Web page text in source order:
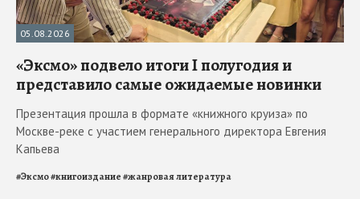
05.08.2026
«Эксмо» подвело итоги I полугодия и
представило самые ожидаемые новинки
Презентация прошла в формате «книжного круиза» по
Москве-реке с участием генерального директора Евгения
Капьева
#Эксмо#книгоиздание#жанровая литература